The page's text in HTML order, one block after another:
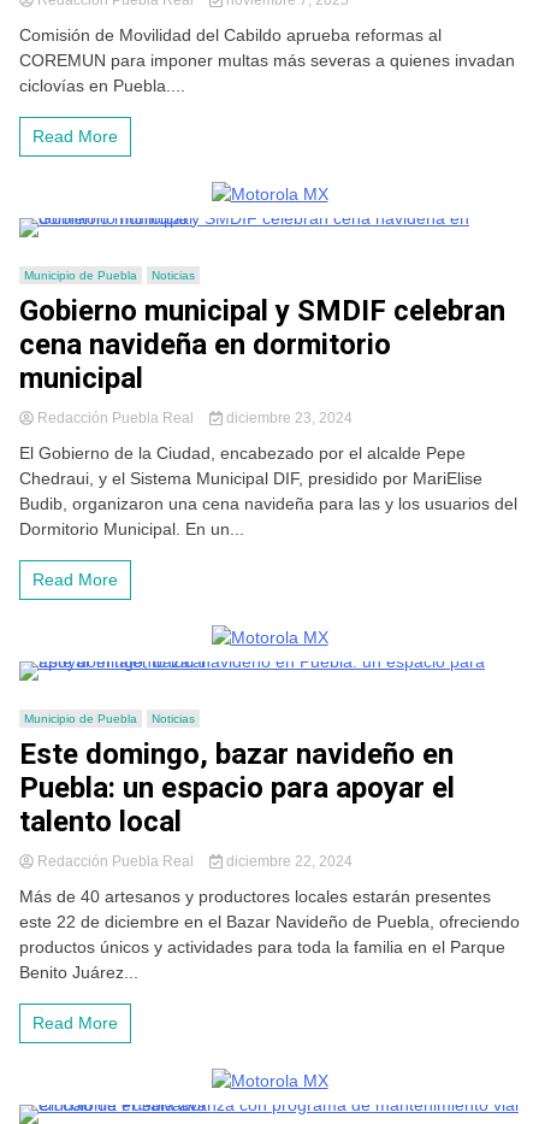
Comisión de Movilidad del Cabildo aprueba reformas al
COREMUN para imponer multas más severas a quienes invadan
ciclovías en Puebla....
Read More
Municipio de Puebla Noticias
Gobierno municipal y SMDIF celebran
cena navideña en dormitorio
municipal
Redacción Puebla Real diciembre 23, 2024
El Gobierno de la Ciudad, encabezado por el alcalde Pepe
Chedraui, y el Sistema Municipal DIF, presidido por MariElise
Budib, organizaron una cena navideña para las y los usuarios del
Dormitorio Municipal. En un...
Read More
Municipio de Puebla Noticias
Este domingo, bazar navideño en
Puebla: un espacio para apoyar el
talento local
Redacción Puebla Real diciembre 22, 2024
Más de 40 artesanos y productores locales estarán presentes
este 22 de diciembre en el Bazar Navideño de Puebla, ofreciendo
productos únicos y actividades para toda la familia en el Parque
Benito Juárez...
Read More